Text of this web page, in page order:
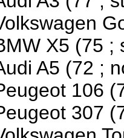
X5 (75 ;
A5 (72 ;
106
307